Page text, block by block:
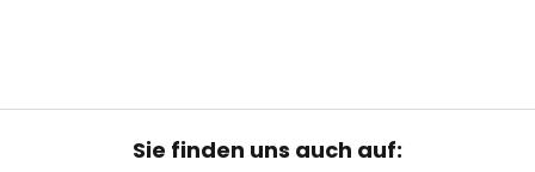
Sie finden uns auch auf: